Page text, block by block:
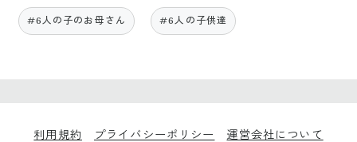
#6人の子のお母さん #6人の子供達
利用規約 プライバシーポリシー 運営会社について